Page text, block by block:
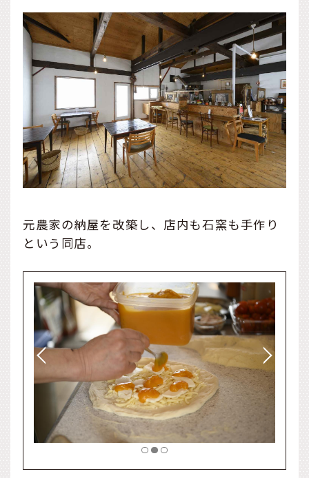
元農家の納屋を改築し、店内も石窯も手作り
という同店。